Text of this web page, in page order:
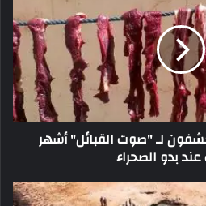
لـ "صوت القبائل" أشهر
عند بدو الصحراء